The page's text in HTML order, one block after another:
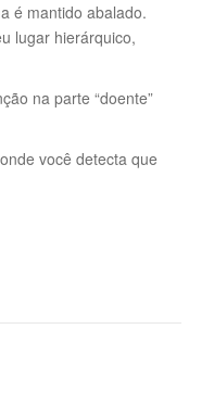
é mantido abalado.
lugar hierárquico,
na parte “doente”
você detecta que